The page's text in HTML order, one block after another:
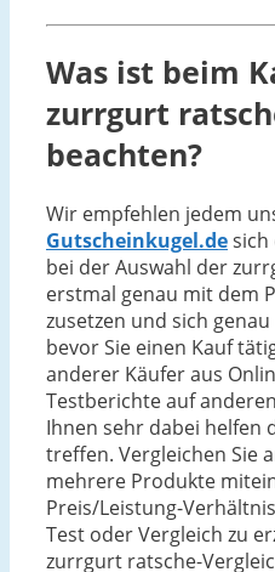
Was ist beim
zurrgurt
beachten?
Wir empfehlen jedem
Gutscheinkugel.desich
bei der Auswahl der
erstmal genau mit dem
zusetzen und sich
bevor Sie einen Kauf
anderer Käufer aus
Testberichte auf
Ihnen sehr dabei helfen
treffen. Vergleichen Sie
mehrere Produkte
Preis/Leistung-
Test oder Vergleich zu
zurrgurt ratsche-